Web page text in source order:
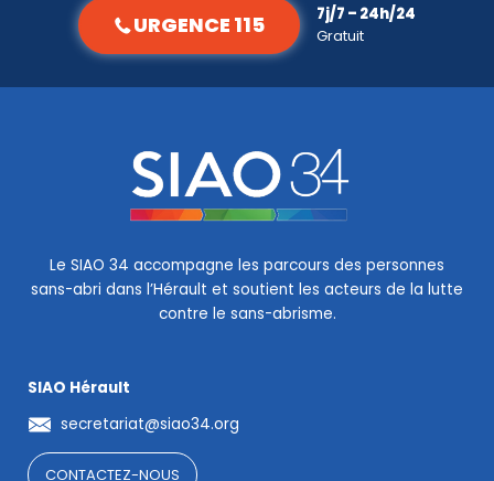
URGENCE 115
7j/7 – 24h/24
Gratuit
Le SIAO 34 accompagne les parcours des personnes
sans-abri dans l’Hérault et soutient les acteurs de la lutte
contre le sans-abrisme.
SIAO Hérault
secretariat@siao34.org
CONTACTEZ-NOUS